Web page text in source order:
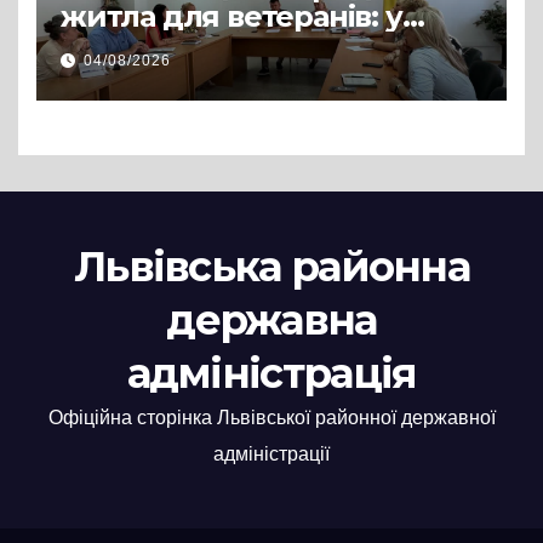
житла для ветеранів: у
Львівській РДА розглянули
нові заяви
04/08/2026
Львівська районна
державна
адміністрація
Офіційна сторінка Львівської районної державної
адміністрації